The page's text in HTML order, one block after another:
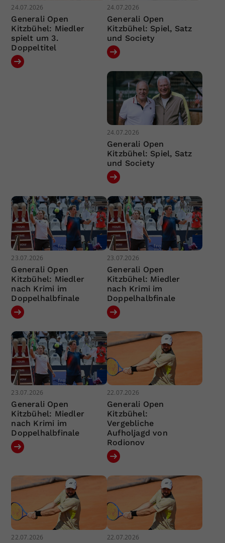
24.07.2026
Generali Open
Kitzbühel: Miedler
spielt um 3.
Doppeltitel
24.07.2026
Generali Open
Kitzbühel: Spiel, Satz
und Society
24.07.2026
Generali Open
Kitzbühel: Spiel, Satz
und Society
23.07.2026
Generali Open
Kitzbühel: Miedler
nach Krimi im
Doppelhalbfinale
23.07.2026
Generali Open
Kitzbühel: Miedler
nach Krimi im
Doppelhalbfinale
23.07.2026
Generali Open
Kitzbühel: Miedler
nach Krimi im
Doppelhalbfinale
22.07.2026
Generali Open
Kitzbühel:
Vergebliche
Aufholjagd von
Rodionov
22.07.2026 22.07.2026